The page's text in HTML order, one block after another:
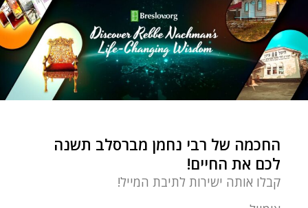
החכמה של רבי נחמן מברסלב תשנה
לכם את החיים!
קבלו אותה ישירות לתיבת המייל!